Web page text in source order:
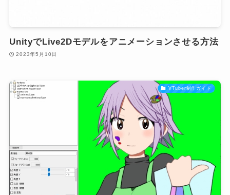
UnityでLive2Dモデルをアニメーションさせる方法
2023年5月10日
VTuber制作ガイド